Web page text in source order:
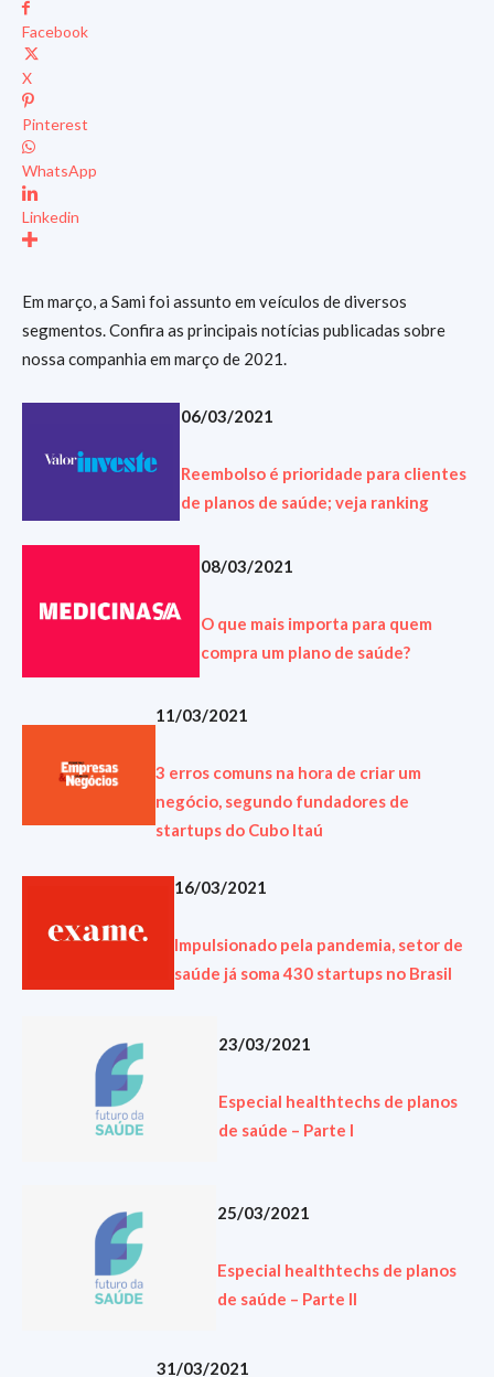
Facebook
X
Pinterest
WhatsApp
Linkedin
Em março, a Sami foi assunto em veículos de diversos
segmentos. Confira as principais notícias publicadas sobre
nossa companhia em março de 2021.
06/03/2021
Reembolso é prioridade para clientes
de planos de saúde; veja ranking
08/03/2021
O que mais importa para quem
compra um plano de saúde?
11/03/2021
3 erros comuns na hora de criar um
negócio, segundo fundadores de
startups do Cubo Itaú
16/03/2021
Impulsionado pela pandemia, setor de
saúde já soma 430 startups no Brasil
23/03/2021
Especial healthtechs de planos
de saúde – Parte I
25/03/2021
Especial healthtechs de planos
de saúde – Parte II
31/03/2021